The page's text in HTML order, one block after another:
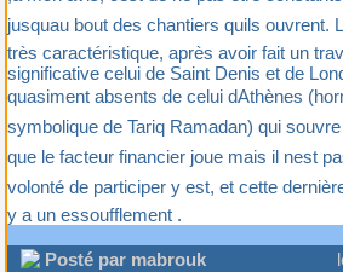
jusquau bout des chantiers quils ouvrent.
très caractéristique, après avoir fait un
significative celui de Saint Denis et de
quasiment absents de celui dAthènes
symbolique de Tariq Ramadan) qui
que le facteur financier joue mais il nest
volonté de participer y est, et cette
y a un essoufflement .
Posté par mabrouk